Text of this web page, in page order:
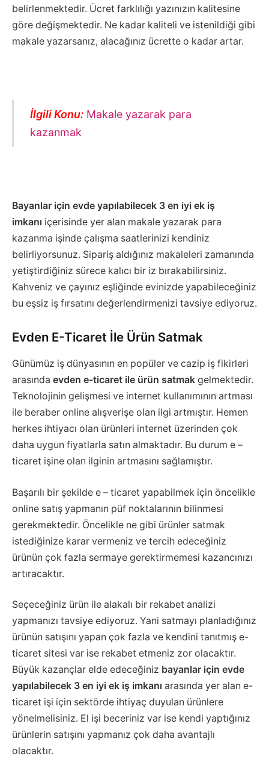
belirlenmektedir. Ücret farklılığı yazınızın kalitesine
göre değişmektedir. Ne kadar kaliteli ve istenildiği gibi
makale yazarsanız, alacağınız ücrette o kadar artar.
İlgili Konu: Makale yazarak para
kazanmak
Bayanlar için evde yapılabilecek 3 en iyi ek iş
imkanı içerisinde yer alan makale yazarak para
kazanma işinde çalışma saatlerinizi kendiniz
belirliyorsunuz. Sipariş aldığınız makaleleri zamanında
yetiştirdiğiniz sürece kalıcı bir iz bırakabilirsiniz.
Kahveniz ve çayınız eşliğinde evinizde yapabileceğiniz
bu eşsiz iş fırsatını değerlendirmenizi tavsiye ediyoruz.
Evden E-Ticaret İle Ürün Satmak
Günümüz iş dünyasının en popüler ve cazip iş fikirleri
arasında evden e-ticaret ile ürün satmak gelmektedir.
Teknolojinin gelişmesi ve internet kullanımının artması
ile beraber online alışverişe olan ilgi artmıştır. Hemen
herkes ihtiyacı olan ürünleri internet üzerinden çok
daha uygun fiyatlarla satın almaktadır. Bu durum e –
ticaret işine olan ilginin artmasını sağlamıştır.
Başarılı bir şekilde e – ticaret yapabilmek için öncelikle
online satış yapmanın püf noktalarının bilinmesi
gerekmektedir. Öncelikle ne gibi ürünler satmak
istediğinize karar vermeniz ve tercih edeceğiniz
ürünün çok fazla sermaye gerektirmemesi kazancınızı
artıracaktır.
Seçeceğiniz ürün ile alakalı bir rekabet analizi
yapmanızı tavsiye ediyoruz. Yani satmayı planladığınız
ürünün satışını yapan çok fazla ve kendini tanıtmış e-
ticaret sitesi var ise rekabet etmeniz zor olacaktır.
Büyük kazançlar elde edeceğiniz bayanlar için evde
yapılabilecek 3 en iyi ek iş imkanı arasında yer alan e-
ticaret işi için sektörde ihtiyaç duyulan ürünlere
yönelmelisiniz. El işi beceriniz var ise kendi yaptığınız
ürünlerin satışını yapmanız çok daha avantajlı
olacaktır.